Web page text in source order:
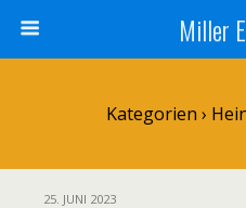
Miller
Kategorien ›
25. JUNI 2023